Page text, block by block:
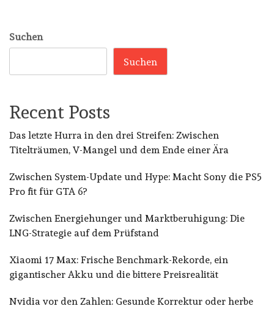
Suchen
Suchen
Recent Posts
Das letzte Hurra in den drei Streifen: Zwischen
Titelträumen, V-Mangel und dem Ende einer Ära
Zwischen System-Update und Hype: Macht Sony die PS5
Pro fit für GTA 6?
Zwischen Energiehunger und Marktberuhigung: Die
LNG-Strategie auf dem Prüfstand
Xiaomi 17 Max: Frische Benchmark-Rekorde, ein
gigantischer Akku und die bittere Preisrealität
Nvidia vor den Zahlen: Gesunde Korrektur oder herbe